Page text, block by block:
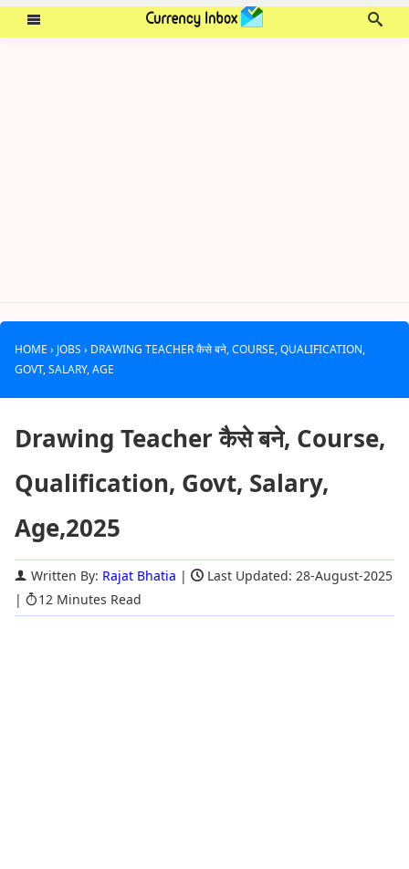
HOME › JOBS › DRAWING TEACHER कैसे बने, COURSE, QUALIFICATION,
GOVT, SALARY, AGE
Drawing Teacher कैसे बने, Course,
Qualification, Govt, Salary,
Age,2025
Written By: Rajat Bhatia |
Last Updated: 28-August-2025
|
12 Minutes Read